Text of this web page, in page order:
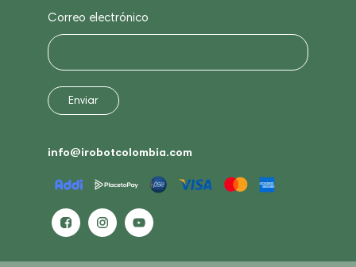
Correo electrónico
info@irobotcolombia.com